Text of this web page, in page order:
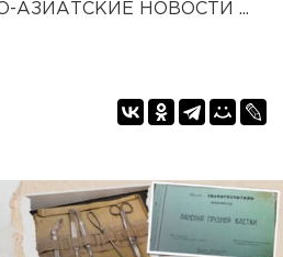
АЗИАТСКИЕ НОВОСТИ ...